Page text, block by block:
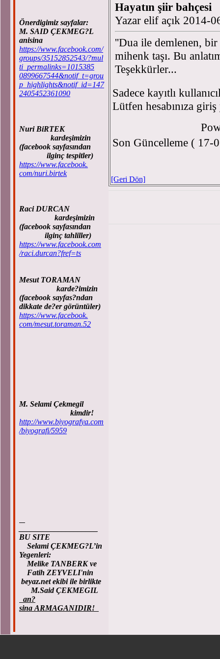
Önerdigimiz sayfalar:
M. SAID ÇEKMEG?L
anisina
https://www.facebook.com/
groups/35152852543/?mul
ti_permalinks=1015385
0899667544&notif_t=grou
p_highlights&notif_id=147
2405452361090
Nuri BiRTEK
kardeşimizin
(facebook sayfasından
ilginç tespitler)
https://www.facebook.
com/nuri.birtek
Raci DURCAN
kardeşimizin
(facebook sayfasından
ilginç tahliller)
https://www.facebook.com
/raci.durcan?fref=ts
Mesut TORAMAN
karde?imizin
(facebook sayfas?ndan
dikkate de?er görüntüler)
https://www.facebook.
com/mesut.toraman.52
M. Selami Çekmegil
kimdir!
http://www.biyografya.com
/biyografi/5959
BU SITE
Selami ÇEKMEG?L’in
Yegenleri:
Melike TANBERK ve
Fatih ZEYVELI'nin
beyaz.net ekibi ile birlikte
M.Said ÇEKMEGIL
an?
sina ARMAGANIDIR!
Hayatın şiir bahçesi
Yazar elif açık 2014-
''Dua ile demlenen,
mihenk taşı. Bu
Teşekkürler...
Sadece kayıtlı
Lütfen hesabınıza
Son Güncelleme ( 17-
[Geri Dön]